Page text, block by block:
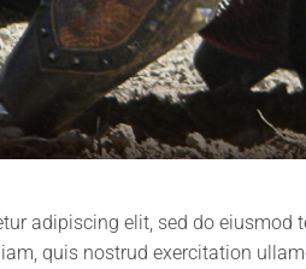
adipiscing elit, sed do eiusmod
quis nostrud exercitation